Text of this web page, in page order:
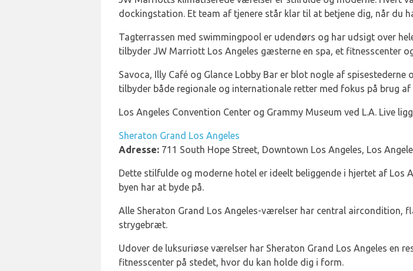
dockingstation. Et team af tjenere står klar til at betjene dig, når du
Tagterrassen med swimmingpool er udendørs og har udsigt over
tilbyder JW Marriott Los Angeles gæsterne en spa, et fitnesscenter
Savoca, Illy Café og Glance Lobby Bar er blot nogle af
tilbyder både regionale og internationale retter med fokus på brug
Los Angeles Convention Center og Grammy Museum ved L.A. Live
Sheraton Grand Los Angeles
Adresse: 711 South Hope Street, Downtown Los Angeles, Los
Dette stilfulde og moderne hotel er ideelt beliggende i hjertet af Los
byen har at byde på.
Alle Sheraton Grand Los Angeles-værelser har central aircondition,
strygebræt.
Udover de luksuriøse værelser har Sheraton Grand Los Angeles en
fitnesscenter på stedet, hvor du kan holde dig i form.